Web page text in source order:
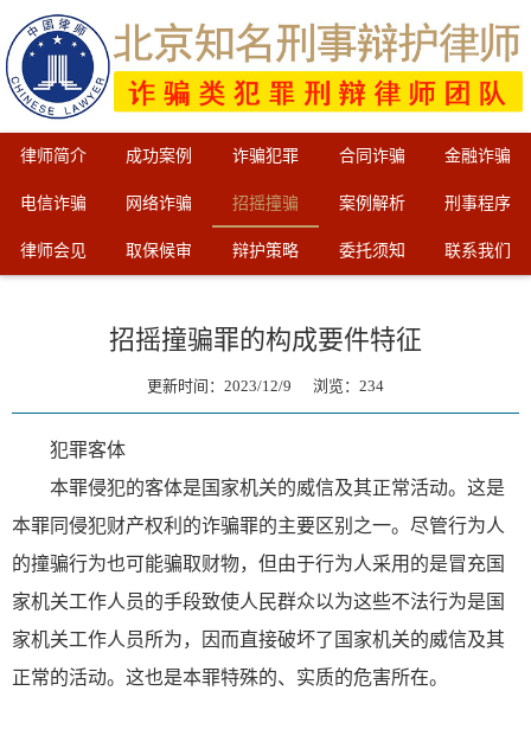
律师简介 成功案例 诈骗犯罪 合同诈骗 金融诈骗
电信诈骗 网络诈骗 招摇撞骗 案例解析 刑事程序
律师会见 取保候审 辩护策略 委托须知 联系我们
招摇撞骗罪的构成要件特征
更新时间：2023/12/9 浏览： 234
犯罪客体
本罪侵犯的客体是国家机关的威信及其正常活动。这是
本罪同侵犯财产权利的诈骗罪的主要区别之一。尽管行为人
的撞骗行为也可能骗取财物，但由于行为人采用的是冒充国
家机关工作人员的手段致使人民群众以为这些不法行为是国
家机关工作人员所为，因而直接破坏了国家机关的威信及其
正常的活动。这也是本罪特殊的、实质的危害所在。